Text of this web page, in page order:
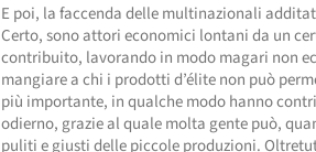
E poi, la faccenda delle multinazionali
Certo, sono attori economici lontani da un
contribuito, lavorando in modo magari non
mangiare a chi i prodotti d’élite non può
più importante, in qualche modo hanno
odierno, grazie al quale molta gente può,
puliti e giusti delle piccole produzioni.